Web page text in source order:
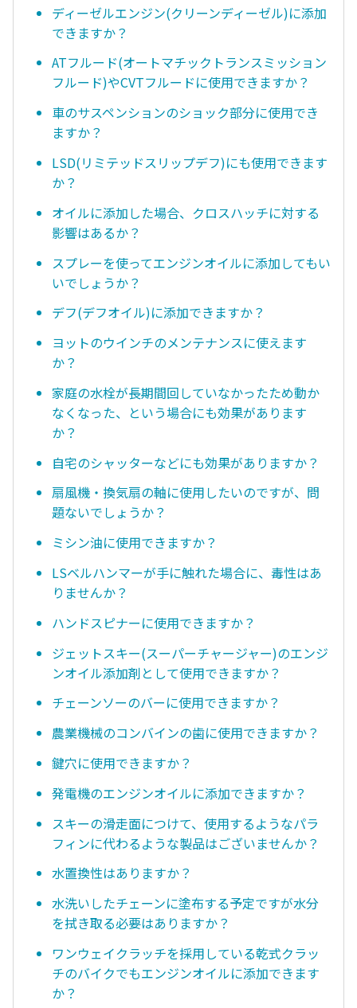
ディーゼルエンジン(クリーンディーゼル)に添加
できますか？
ATフルード(オートマチックトランスミッション
フルード)やCVTフルードに使用できますか？
車のサスペンションのショック部分に使用でき
ますか？
LSD(リミテッドスリップデフ)にも使用できます
か？
オイルに添加した場合、クロスハッチに対する
影響はあるか？
スプレーを使ってエンジンオイルに添加してもい
いでしょうか？
デフ(デフオイル)に添加できますか？
ヨットのウインチのメンテナンスに使えます
か？
家庭の水栓が長期間回していなかったため動か
なくなった、という場合にも効果があります
か？
自宅のシャッターなどにも効果がありますか？
扇風機・換気扇の軸に使用したいのですが、問
題ないでしょうか？
ミシン油に使用できますか？
LSベルハンマーが手に触れた場合に、毒性はあ
りませんか？
ハンドスピナーに使用できますか？
ジェットスキー(スーパーチャージャー)のエンジ
ンオイル添加剤として使用できますか？
チェーンソーのバーに使用できますか？
農業機械のコンバインの歯に使用できますか？
鍵穴に使用できますか？
発電機のエンジンオイルに添加できますか？
スキーの滑走面につけて、使用するようなパラ
フィンに代わるような製品はございませんか？
水置換性はありますか？
水洗いしたチェーンに塗布する予定ですが水分
を拭き取る必要はありますか？
ワンウェイクラッチを採用している乾式クラッ
チのバイクでもエンジンオイルに添加できます
か？